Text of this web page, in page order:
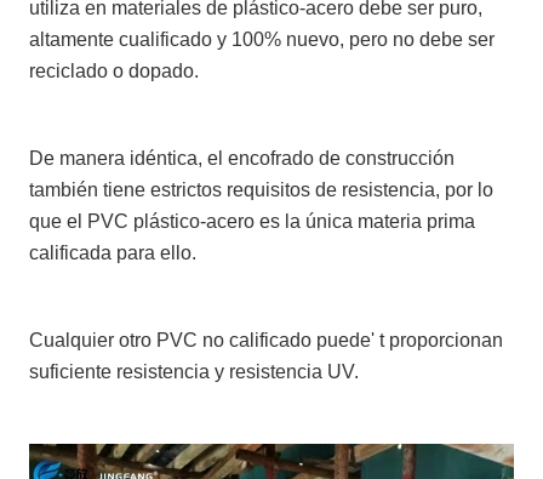
utiliza en materiales de plástico-acero debe ser puro,
altamente cualificado y 100% nuevo, pero no debe ser
reciclado o dopado.
De manera idéntica, el encofrado de construcción
también tiene estrictos requisitos de resistencia, por lo
que el PVC plástico-acero es la única materia prima
calificada para ello.
Cualquier otro PVC no calificado puede' t proporcionan
suficiente resistencia y resistencia UV.